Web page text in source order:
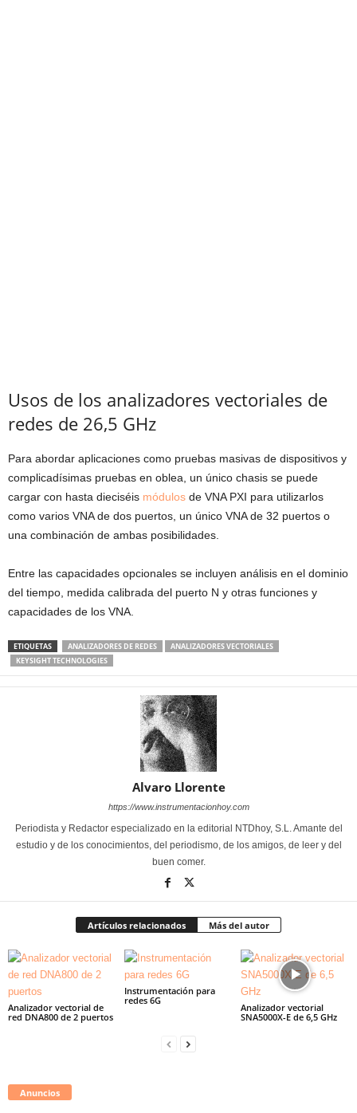
Usos de los analizadores vectoriales de
redes de 26,5 GHz
Para abordar aplicaciones como pruebas masivas de dispositivos y
complicadísimas pruebas en oblea, un único chasis se puede
cargar con hasta dieciséis módulos de VNA PXI para utilizarlos
como varios VNA de dos puertos, un único VNA de 32 puertos o
una combinación de ambas posibilidades.
Entre las capacidades opcionales se incluyen análisis en el dominio
del tiempo, medida calibrada del puerto N y otras funciones y
capacidades de los VNA.
ETIQUETAS ANALIZADORES DE REDES
ANALIZADORES VECTORIALES
KEYSIGHT TECHNOLOGIES
Alvaro Llorente
https://www.instrumentacionhoy.com
Periodista y Redactor especializado en la editorial NTDhoy, S.L. Amante del
estudio y de los conocimientos, del periodismo, de los amigos, de leer y del
buen comer.
Artículos relacionados Más del autor
Analizador vectorial de
red DNA800 de 2 puertos
Instrumentación para
redes 6G
Analizador vectorial
SNA5000X-E de 6,5 GHz
Anuncios